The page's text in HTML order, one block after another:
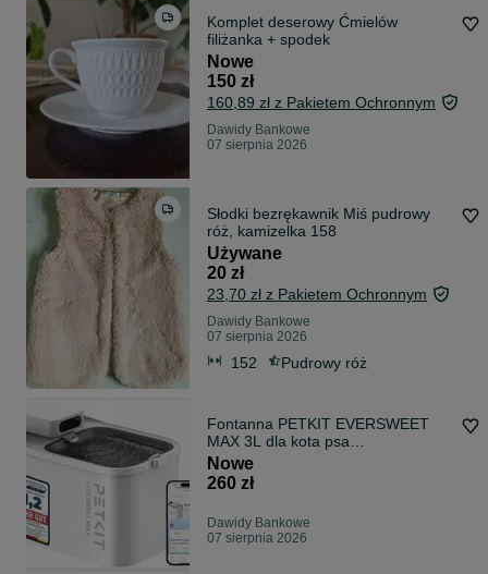
Komplet deserowy Ćmielów
filiżanka + spodek
Nowe
150 zł
160,89 zł z Pakietem Ochronnym
Dawidy Bankowe
07 sierpnia 2026
Słodki bezrękawnik Miś pudrowy
róż, kamizelka 158
Używane
20 zł
23,70 zł z Pakietem Ochronnym
Dawidy Bankowe
07 sierpnia 2026
152 Pudrowy róż
Fontanna PETKIT EVERSWEET
MAX 3L dla kota psa
bezprzewodowa cicha APP AI
Nowe
260 zł
Dawidy Bankowe
07 sierpnia 2026